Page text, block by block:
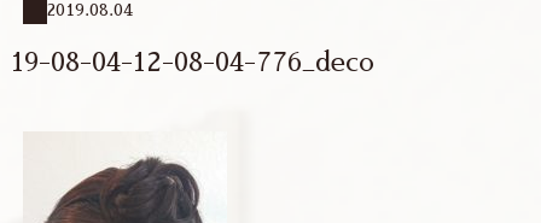
2019.08.04
19-08-04-12-08-04-776_deco